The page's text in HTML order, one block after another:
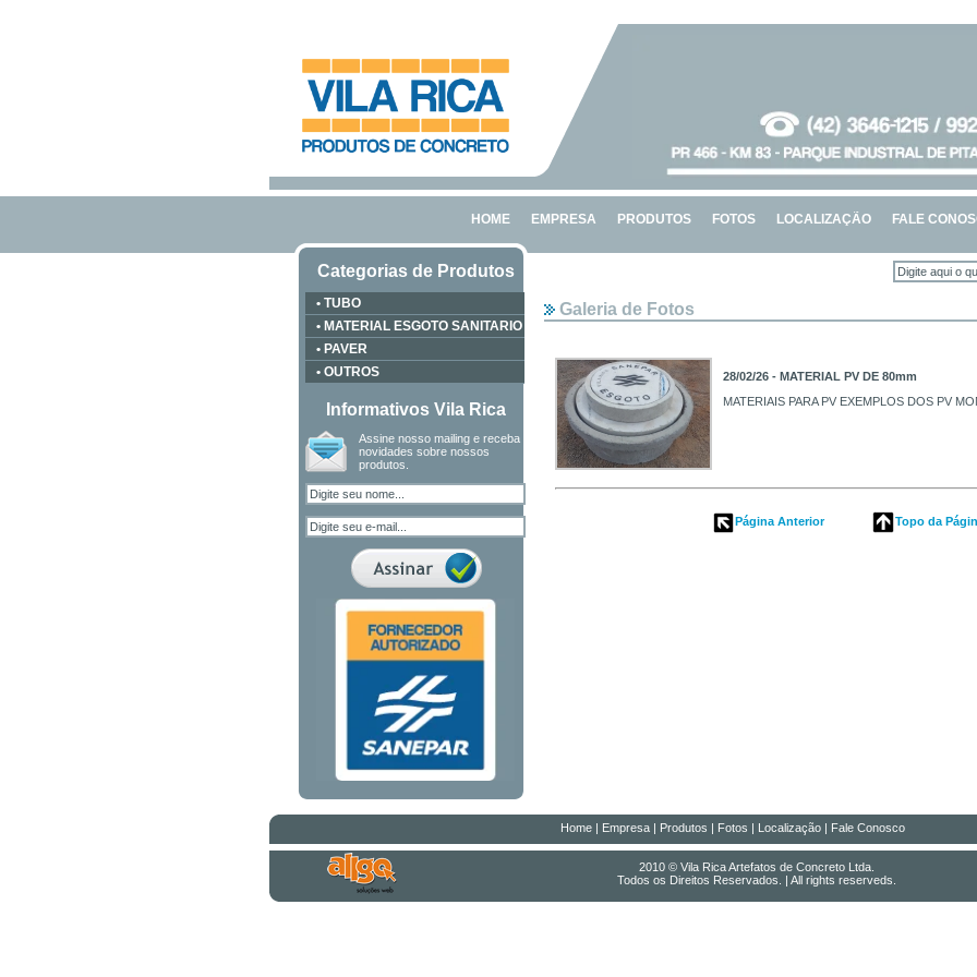
HOME EMPRESA PRODUTOS FOTOS LOCALIZAÇÃO FALE
Categorias de Produtos
• TUBO
• MATERIAL ESGOTO SANITARIO
• PAVER
• OUTROS
Informativos Vila Rica
Assine nosso mailing e receba
novidades sobre nossos
produtos.
Galeria de Fotos
28/02/26 - MATERIAL PV DE 80mm
MATERIAIS PARA PV EXEMPLOS DOS PV
Página Anterior Topo da
Home | Empresa | Produtos | Fotos | Localização | Fale Conosco
2010 © Vila Rica Artefatos de Concreto Ltda.
Todos os Direitos Reservados. | All rights reserveds.